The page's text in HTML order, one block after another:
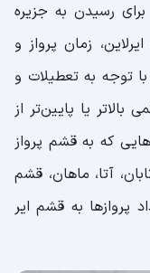
خرید در قشم
های قشم
رسیدن به جزیره
زمان پرواز و
توجه به تعطیلات و
یا پایین‌تر از
که به قشم پرواز
آتا، ماهان، قشم
پروازها به قشم ایر